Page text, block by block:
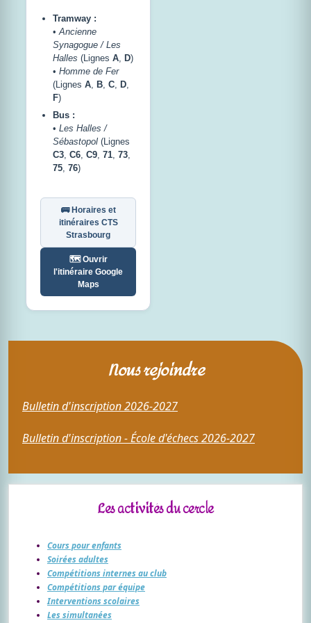
Tramway :
•Ancienne
Synagogue / Les
Halles (Lignes A, D)
• Homme de Fer
(Lignes A, B, C, D,
F)
Bus :
• Les Halles /
Sébastopol (Lignes
C3, C6, C9, 71, 73,
75, 76)
🚌 Horaires et
itinéraires CTS
Strasbourg
🗺️ Ouvrir
l'itinéraire Google
Maps
Nous rejoindre
Bulletin d'inscription 2026-2027
Bulletin d'inscription - École d'échecs 2026-2027
Les activités du cercle
Cours pour enfants
Soirées adultes
Compétitions internes au club
Compétitions par équipe
Interventions scolaires
Les simultanées